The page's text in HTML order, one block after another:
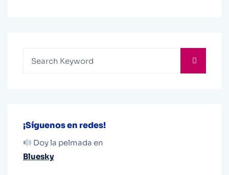
¡Síguenos en redes!
Doy la pelmada en
Bluesky